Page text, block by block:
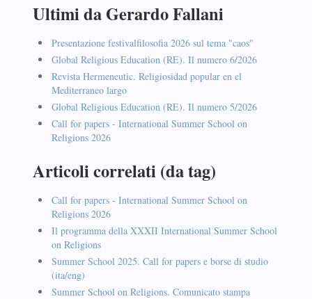
Ultimi da Gerardo Fallani
Presentazione festivalfilosofia 2026 sul tema "caos"
Global Religious Education (RE). Il numero 6/2026
Revista Hermeneutic. Religiosidad popular en el
Mediterraneo largo
Global Religious Education (RE). Il numero 5/2026
Call for papers - International Summer School on
Religions 2026
Articoli correlati (da tag)
Call for papers - International Summer School on
Religions 2026
Il programma della XXXII International Summer School
on Religions
Summer School 2025. Call for papers e borse di studio
(ita/eng)
Summer School on Religions. Comunicato stampa